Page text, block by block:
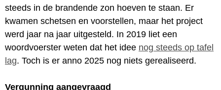
steeds in de brandende zon hoeven te staan. Er
kwamen schetsen en voorstellen, maar het project
werd jaar na jaar uitgesteld. In 2019 liet een
woordvoerster weten dat het idee nog steeds op tafel
lag. Toch is er anno 2025 nog niets gerealiseerd.
Vergunning aangevraagd